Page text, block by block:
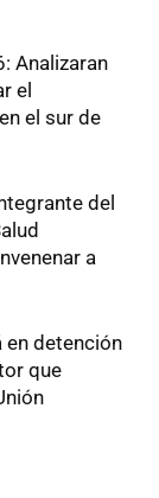
Analizaran
el
el sur de
del
a
en detención
que